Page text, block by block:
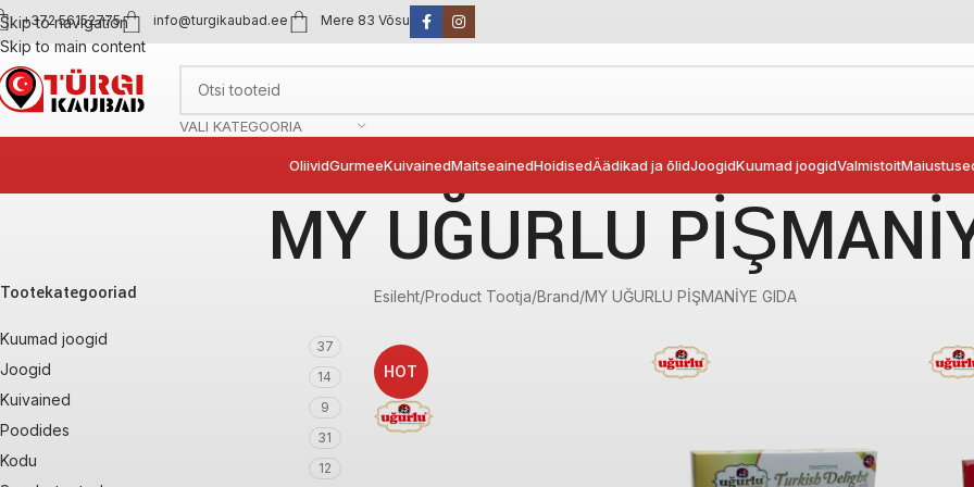
Skip to navigation
Skip to main content
+372 56152775 info@turgikaubad.ee Mere 83 Võsu
VALI KATEGOORIA
OliividGurmeeKuivainedMaitseainedHoidisedÄädikad ja õlidJoogidKuumad joogidValmistoit
MY UĞURLU
Tootekategooriad
Kuumad joogid 37
Joogid 14
Kuivained 9
Poodides 31
Kodu 12
Esileht Product Tootja/Brand MY UĞURLU PİŞMANİYE GIDA
HOT